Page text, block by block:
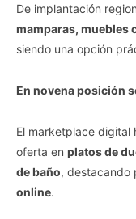
De implantación
mamparas, muebles
siendo una opción
En novena posición
El marketplace digital
oferta en platos de
de baño, destacando
online.